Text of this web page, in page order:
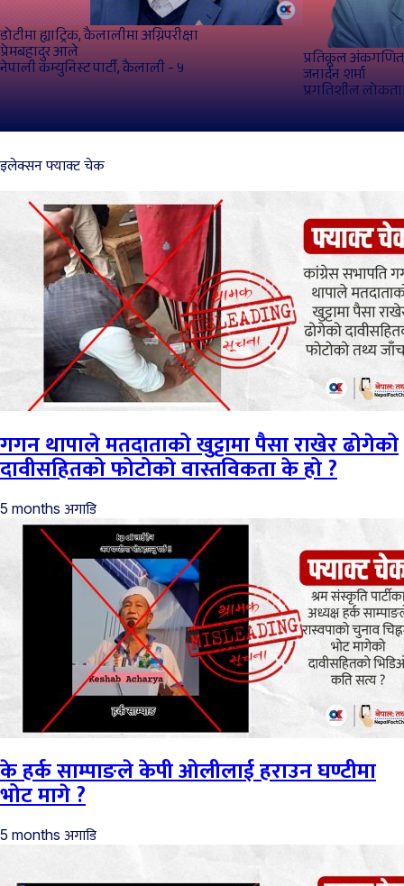
डोटीमा ह्याट्रिक, कैलालीमा अग्निपरीक्षा
प्रेमबहादुर आले
नेपाली कम्युनिस्ट पार्टी, कैलाली - ५ प्रतिकूल
जनार्दन शर्मा
प्रगतिशील
इलेक्सन फ्याक्ट चेक
गगन थापाले मतदाताको खुट्टामा पैसा राखेर ढोगेको
दावीसहितको फोटोको वास्तविकता के हो ?
5 months अगाडि
के हर्क साम्पाङले केपी ओलीलाई हराउन घण्टीमा
भोट मागे ?
5 months अगाडि